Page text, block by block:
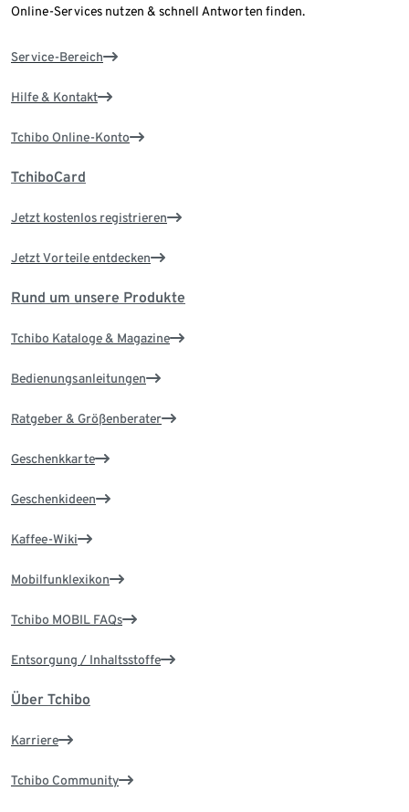
Online-Services nutzen & schnell Antworten finden.
Service-Bereich
Hilfe & Kontakt
Tchibo Online-Konto
TchiboCard
Jetzt kostenlos registrieren
Jetzt Vorteile entdecken
Rund um unsere Produkte
Tchibo Kataloge & Magazine
Bedienungsanleitungen
Ratgeber & Größenberater
Geschenkkarte
Geschenkideen
Kaffee-Wiki
Mobilfunklexikon
Tchibo MOBIL FAQs
Entsorgung / Inhaltsstoffe
Über Tchibo
Karriere
Tchibo Community